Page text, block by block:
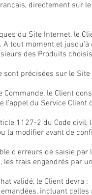
directement sur
du Site Internet, le
tout moment et
des Produits
sont précisées sur le
le Client
l'appel du Service Client
1127-2 du Code
la modifier avant de
d'erreurs de saisie
frais engendrés par
validé, le Client devra :
incluant